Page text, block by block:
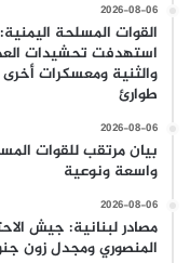
2026-08-06
القوات المسلحة
استهدفت تحشيدات
والثنية ومعسكرات أخرى
طوارئ
2026-08-06
بيان مرتقب للقوات
واسعة ونوعية
2026-08-06
مصادر لبنانية: جيش
المنصوري ومجدل زون